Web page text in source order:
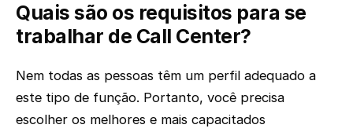
Quais são os requisitos para se
trabalhar de Call Center?
Nem todas as pessoas têm um perfil adequado a
este tipo de função. Portanto, você precisa
escolher os melhores e mais capacitados